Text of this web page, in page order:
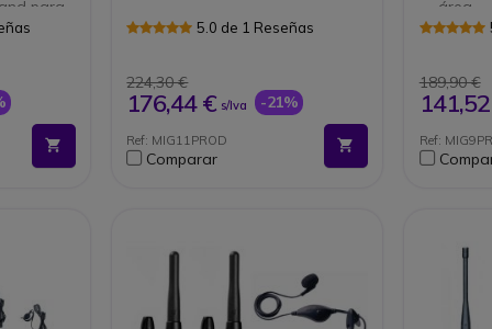
para
5.0 de 1 Reseñas
224,30 €
176,44 € s/Iva -21%
Ref: MIG11PROD
Comparar
área.
189,90 €
Ref: